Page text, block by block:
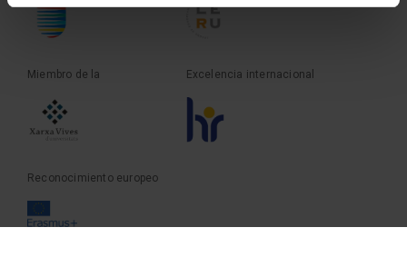
Miembro de la Excelencia internacional
Reconocimiento europeo